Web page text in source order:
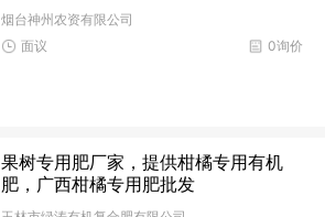
烟台神州农资有限公司
0询价
面议
果树专用肥厂家，提供柑橘专用有机
肥，广西柑橘专用肥批发